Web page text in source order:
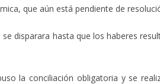
que aún está pendiente de
disparara hasta que los haberes
la conciliación obligatoria y se